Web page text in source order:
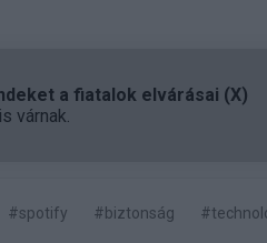
a fiatalok elvárásai (X)
várnak.
#spotify #biztonság